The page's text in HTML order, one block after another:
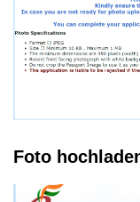
Foto